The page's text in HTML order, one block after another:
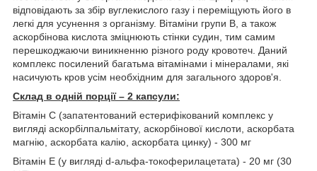
відповідають за збір вуглекислого газу і переміщують його в
легкі для усунення з організму. Вітаміни групи В, а також
аскорбінова кислота зміцнюють стінки судин, тим самим
перешкоджаючи виникненню різного роду кровотеч. Даний
комплекс посилений багатьма вітамінами і мінералами, які
насичують кров усім необхідним для загального здоров'я.
Склад в одній порції – 2 капсули:
Вітамін С (запатентований естерифікований комплекс у
вигляді аскорбілпальмітату, аскорбінової кислоти, аскорбата
магнію, аскорбата калію, аскорбата цинку) - 300 мг
Вітамін Е (у вигляді d-альфа-токоферилацетата) - 20 мг (30